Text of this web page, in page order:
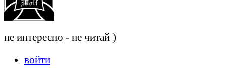
не интересно - не читай )
войти